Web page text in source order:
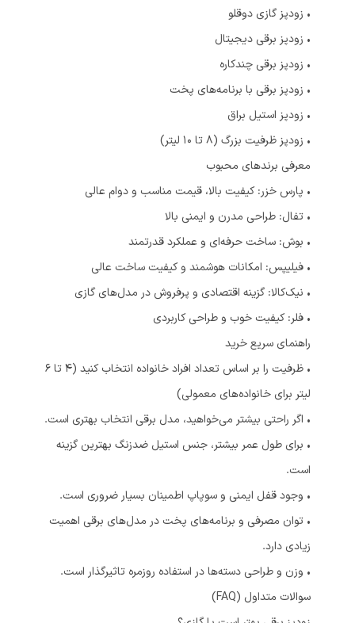
• زودپز گازی دوقلو
• زودپز برقی دیجیتال
• زودپز برقی چندکاره
• زودپز برقی با برنامه‌های پخت
• زودپز استیل براق
• زودپز ظرفیت بزرگ (8 تا 10 لیتر)
معرفی برندهای محبوب
• پارس خزر: کیفیت بالا، قیمت مناسب و دوام عالی
• تفال: طراحی مدرن و ایمنی بالا
• بوش: ساخت حرفه‌ای و عملکرد قدرتمند
• فیلیپس: امکانات هوشمند و کیفیت ساخت عالی
• نیک‌کالا: گزینه اقتصادی و پرفروش در مدل‌های گازی
• فلر: کیفیت خوب و طراحی کاربردی
راهنمای سریع خرید
• ظرفیت را بر اساس تعداد افراد خانواده انتخاب کنید (4 تا 6
لیتر برای خانواده‌های معمولی)
• اگر راحتی بیشتر می‌خواهید، مدل برقی انتخاب بهتری است.
• برای طول عمر بیشتر، جنس استیل ضدزنگ بهترین گزینه
است.
• وجود قفل ایمنی و سوپاپ اطمینان بسیار ضروری است.
• توان مصرفی و برنامه‌های پخت در مدل‌های برقی اهمیت
زیادی دارد.
• وزن و طراحی دسته‌ها در استفاده روزمره تاثیرگذار است.
سوالات متداول (FAQ)